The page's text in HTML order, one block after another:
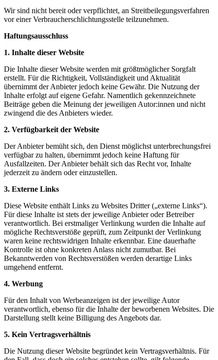
Wir sind nicht bereit oder verpflichtet, an Streitbeilegungsverfahren
vor einer Verbraucherschlichtungsstelle teilzunehmen.
Haftungsausschluss
1. Inhalte dieser Website
Die Inhalte dieser Website werden mit größtmöglicher Sorgfalt
erstellt. Für die Richtigkeit, Vollständigkeit und Aktualität
übernimmt der Anbieter jedoch keine Gewähr. Die Nutzung der
Inhalte erfolgt auf eigene Gefahr. Namentlich gekennzeichnete
Beiträge geben die Meinung der jeweiligen Autor:innen und nicht
zwingend die des Anbieters wieder.
2. Verfügbarkeit der Website
Der Anbieter bemüht sich, den Dienst möglichst unterbrechungsfrei
verfügbar zu halten, übernimmt jedoch keine Haftung für
Ausfallzeiten. Der Anbieter behält sich das Recht vor, Inhalte
jederzeit zu ändern oder einzustellen.
3. Externe Links
Diese Website enthält Links zu Websites Dritter („externe Links“).
Für diese Inhalte ist stets der jeweilige Anbieter oder Betreiber
verantwortlich. Bei erstmaliger Verlinkung wurden die Inhalte auf
mögliche Rechtsverstöße geprüft, zum Zeitpunkt der Verlinkung
waren keine rechtswidrigen Inhalte erkennbar. Eine dauerhafte
Kontrolle ist ohne konkreten Anlass nicht zumutbar. Bei
Bekanntwerden von Rechtsverstößen werden derartige Links
umgehend entfernt.
4. Werbung
Für den Inhalt von Werbeanzeigen ist der jeweilige Autor
verantwortlich, ebenso für die Inhalte der beworbenen Websites. Die
Darstellung stellt keine Billigung des Angebots dar.
5. Kein Vertragsverhältnis
Die Nutzung dieser Website begründet kein Vertragsverhältnis. Für